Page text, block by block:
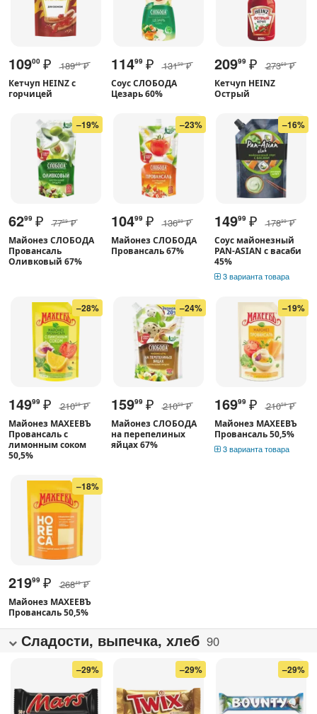
10900 ₽ 18949 ₽
Кетчуп HEINZ с
горчицей
11499 ₽ 13159 ₽
Соус СЛОБОДА
Цезарь 60%
20999 ₽ 27369 ₽
Кетчуп HEINZ
Острый
–19%
6299 ₽ 7789 ₽
Майонез СЛОБОДА
Провансаль
Оливковый 67%
–23%
10499 ₽ 13689 ₽
Майонез СЛОБОДА
Провансаль 67%
–16%
14999 ₽ 17899 ₽
Соус майонезный
PAN-ASIAN с васаби
45%
3 варианта товара
–28%
14999 ₽ 21059 ₽
Майонез МАХЕЕВЪ
Провансаль с
лимонным соком
50,5%
–24%
15999 ₽ 21059 ₽
Майонез СЛОБОДА
на перепелиных
яйцах 67%
–19%
16999 ₽ 21059 ₽
Майонез МАХЕЕВЪ
Провансаль 50,5%
3 варианта товара
–18%
21999 ₽ 26849 ₽
Майонез МАХЕЕВЪ
Провансаль 50,5%
Сладости, выпечка, хлеб 90
–29% –29% –29%